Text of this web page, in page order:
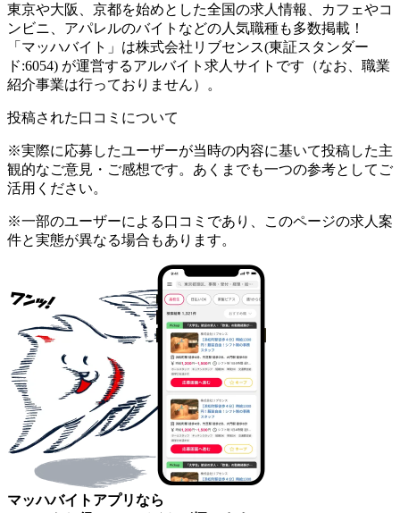
東京や大阪、京都を始めとした全国の求人情報、カフェやコ
ンビニ、アパレルのバイトなどの人気職種も多数掲載！
「マッハバイト」は株式会社リブセンス(東証スタンダー
ド:6054) が運営するアルバイト求人サイトです（なお、職業
紹介事業は行っておりません）。
投稿された口コミについて
※実際に応募したユーザーが当時の内容に基いて投稿した主
観的なご意見・ご感想です。あくまでも一つの参考としてご
活用ください。
※一部のユーザーによる口コミであり、このページの求人案
件と実態が異なる場合もあります。
マッハバイトアプリなら